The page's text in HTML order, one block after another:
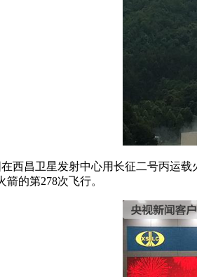
在西昌卫星发射中心用长征二号丙运
的第278次飞行。